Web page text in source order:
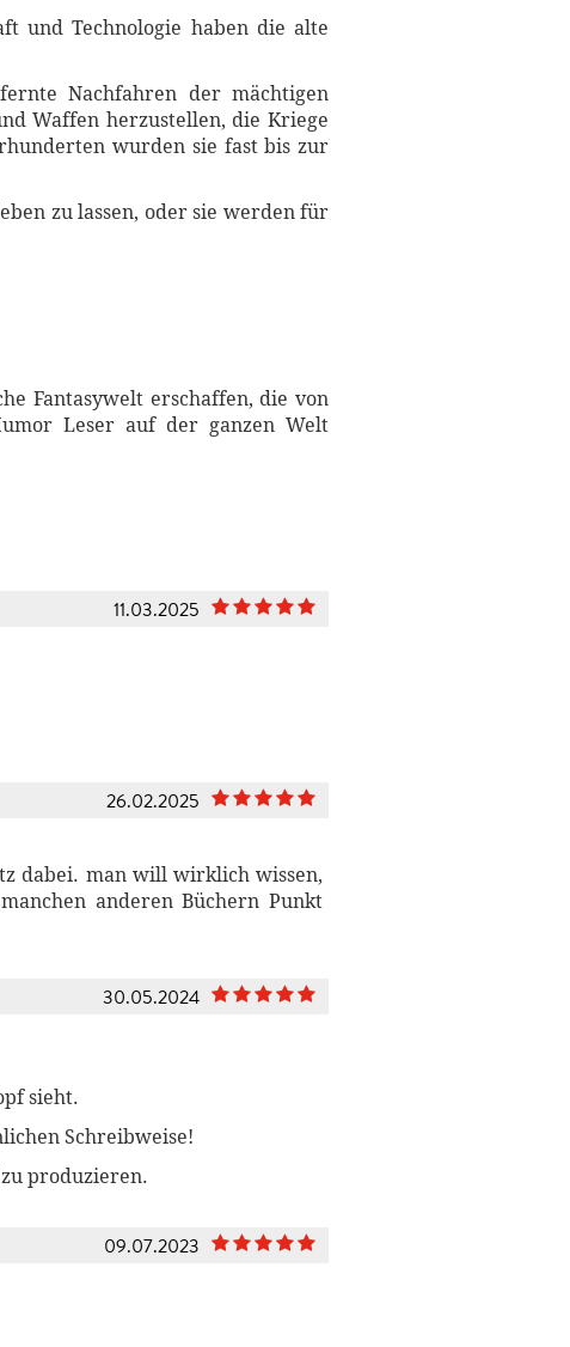
und Technologie haben die alte
Nachfahren der mächtigen
Waffen herzustellen, die Kriege
wurden sie fast bis zur
zu lassen, oder sie werden für
Fantasywelt erschaffen, die von
Leser auf der ganzen Welt
11.03.2025
26.02.2025
dabei. man will wirklich wissen,
anderen Büchern Punkt
30.05.2024
sieht.
Schreibweise!
produzieren.
09.07.2023